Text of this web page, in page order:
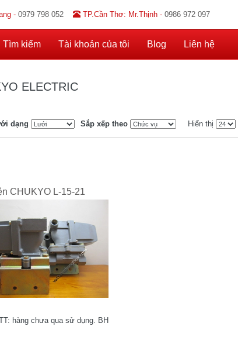
- 0979 798 052 TP.Cần Thơ: Mr.Thịnh - 0986 972 097
Tìm kiếm Tài khoản của tôi Blog Liên hệ
ELECTRIC
dạng Sắp xếp theo Hiển thị
CHUKYO L-15-21
TT: hàng chưa qua sử dụng. BH